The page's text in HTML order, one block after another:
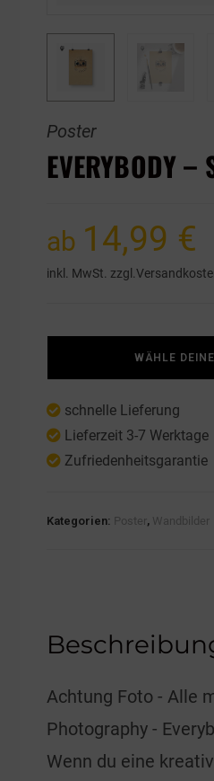
Poster
EVERYBODY –
ab 14,99 €
inkl. MwSt. zzgl.
WÄHLE DEINE
schnelle Lieferung
Lieferzeit 3-7 Werktage
Zufriedenheitsgarantie
Kategorien: Poster, Wandbilder
Achtung Foto - Alle
Photography -
Wenn du eine